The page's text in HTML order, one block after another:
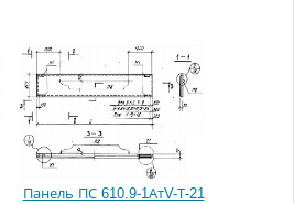
Панель ПС 610.9-1АтV-Т-21